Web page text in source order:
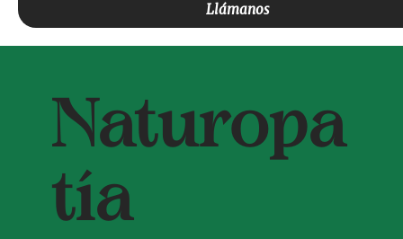
Llámanos
Naturopa
tía